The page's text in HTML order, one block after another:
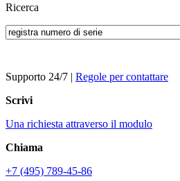
Ricerca
Supporto 24/7 | Regole per contattare
Scrivi
Una richiesta attraverso il modulo
Chiama
+7 (495) 789-45-86